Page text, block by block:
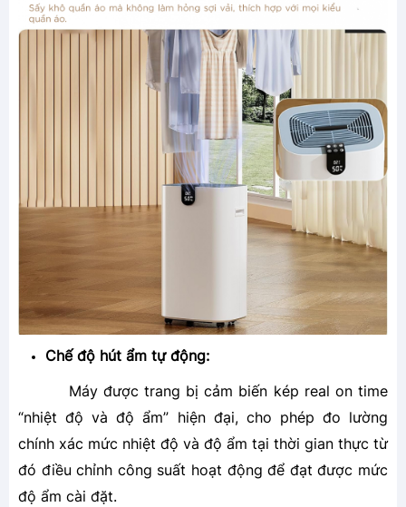
Chế độ hút ẩm tự động:
Máy được trang bị cảm biến kép real on time
“nhiệt độ và độ ẩm” hiện đại, cho phép đo lường
chính xác mức nhiệt độ và độ ẩm tại thời gian thực từ
đó điều chỉnh công suất hoạt động để đạt được mức
độ ẩm cài đặt.